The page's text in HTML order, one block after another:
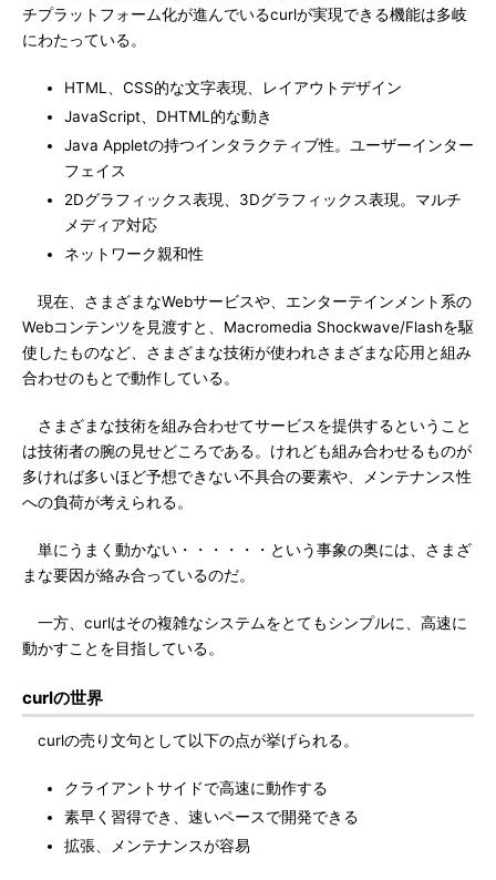
チプラットフォーム化が進んでいるcurlが実現できる機能は多岐
にわたっている。
HTML、CSS的な文字表現、レイアウトデザイン
JavaScript、DHTML的な動き
Java Appletの持つインタラクティブ性。ユーザーインター
フェイス
2Dグラフィックス表現、3Dグラフィックス表現。マルチ
メディア対応
ネットワーク親和性
現在、さまざまなWebサービスや、エンターテインメント系の
Webコンテンツを見渡すと、Macromedia Shockwave/Flashを駆
使したものなど、さまざまな技術が使われさまざまな応用と組み
合わせのもとで動作している。
さまざまな技術を組み合わせてサービスを提供するということ
は技術者の腕の見せどころである。けれども組み合わせるものが
多ければ多いほど予想できない不具合の要素や、メンテナンス性
への負荷が考えられる。
単にうまく動かない・・・・・・という事象の奥には、さまざ
まな要因が絡み合っているのだ。
一方、curlはその複雑なシステムをとてもシンプルに、高速に
動かすことを目指している。
curlの世界
curlの売り文句として以下の点が挙げられる。
クライアントサイドで高速に動作する
素早く習得でき、速いペースで開発できる
拡張、メンテナンスが容易